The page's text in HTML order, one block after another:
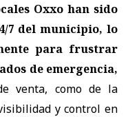
Oxxo han sido
7 del municipio, lo
para frustrar
de emergencia,
venta, como de la
y control en